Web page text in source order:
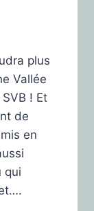
plus
Vallée
! Et
de
en
qui